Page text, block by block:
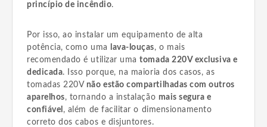
princípio de incêndio.
Por isso, ao instalar um equipamento de alta
potência, como uma
lava-louças, o mais
recomendado é utilizar umatomada 220V exclusiva e
dedicada. Isso porque, na maioria dos casos, as
tomadas 220V não estão compartilhadas com outros
aparelhos, tornando a instalação mais segura e
confiável , além de facilitar o dimensionamento
correto dos cabos e disjuntores.